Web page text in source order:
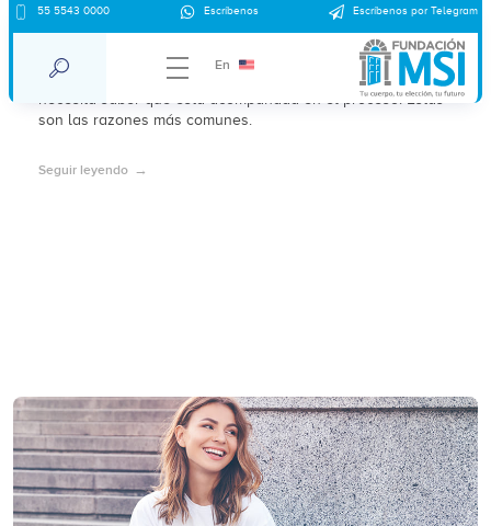
55 5543 0000 Escríbenos Escríbenos por Telegram
En
Razones para abortar
La decisión de abortar es muy personal y toda mujer
necesita saber que está acompañada en el proceso. Estas
son las razones más comunes.
Seguir leyendo